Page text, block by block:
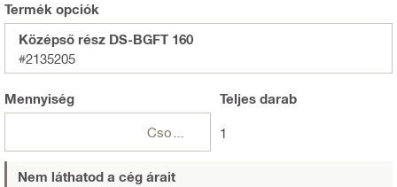
Termék opciók
Középső rész DS-BGFT 160
#2135205
Mennyiség Teljesdarab
1
Nem láthatod a cég árait